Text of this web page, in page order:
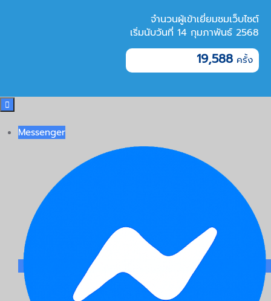
จำนวนผู้เข้าเยี่ยมชมเว็บไซต์
เริ่มนับวันที่ 14 กุมภาพันธ์ 2568
19,588

Messenger